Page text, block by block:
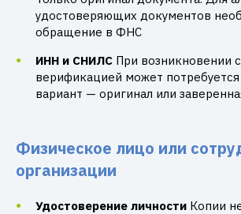
удостоверяющих документов
обращение в ФНС
ИНН и СНИЛС При возникновении
верификацией может
вариант — оригинал или
Физическое лицо или
организации
Удостоверение личности Копии